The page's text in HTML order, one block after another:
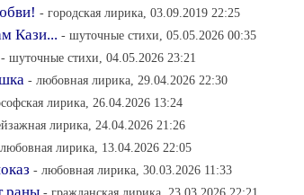
- городская лирика, 03.09.2019 22:25
Кази... - шуточные стихи, 05.05.2026 00:35
- шуточные стихи, 04.05.2026 23:21
- любовная лирика, 29.04.2026 22:30
лирика, 26.04.2026 13:24
лирика, 24.04.2026 21:26
лирика, 13.04.2026 22:05
- любовная лирика, 30.03.2026 11:33